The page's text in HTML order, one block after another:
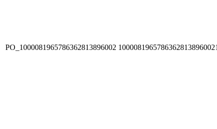
PO_1000081965786362813896002